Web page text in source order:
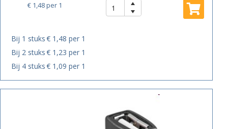
€ 1,48per 1
Bij 1 stuks€ 1,48 per 1
Bij 2 stuks€ 1,23 per 1
Bij 4 stuks€ 1,09 per 1